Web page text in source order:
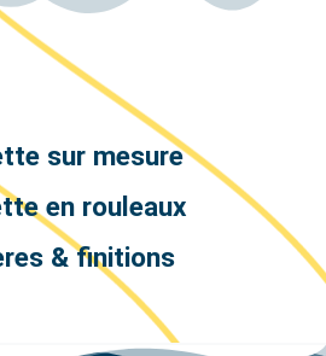
sur mesure
en rouleaux
& finitions